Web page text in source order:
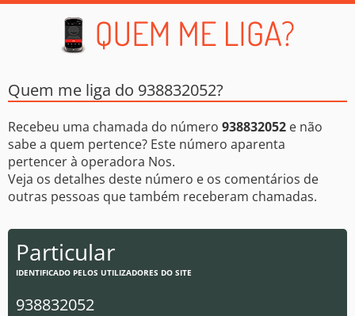
Quem me liga do 938832052?
Recebeu uma chamada do número 938832052 e não
sabe a quem pertence? Este número aparenta
pertencer à operadora Nos.
Veja os detalhes deste número e os comentários de
outras pessoas que também receberam chamadas.
Particular
IDENTIFICADO PELOS UTILIZADORES DO SITE
938832052